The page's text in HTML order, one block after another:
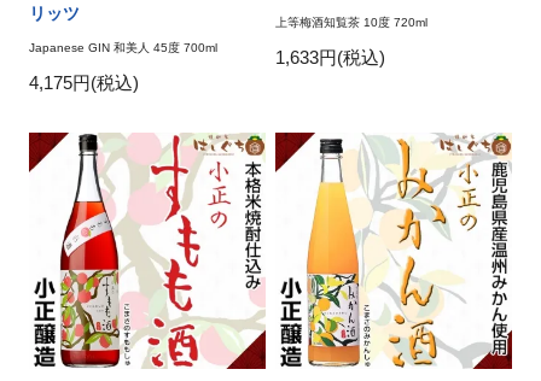
リッツ
Japanese GIN 和美人 45度 700ml
4,175円(税込)
上等梅酒知覧茶 10度 720ml
1,633円(税込)